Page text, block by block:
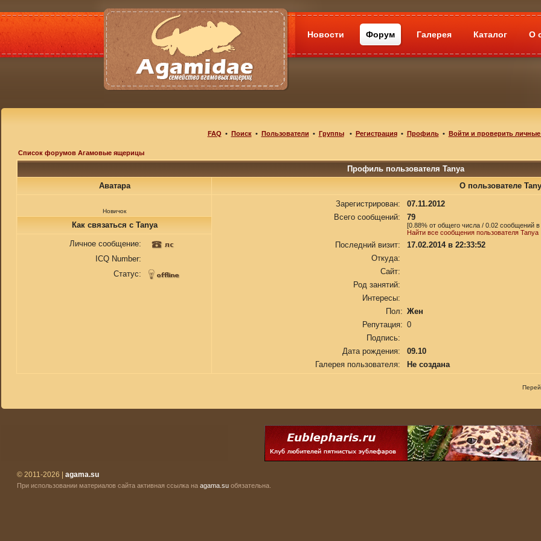
Новости Форум Галерея Каталог О
FAQ • Поиск• Пользователи • Группы• Регистрация• Профиль• Войти и проверить
Список форумов Агамовые ящерицы
Профиль пользователя Tanya
Аватара
О пользователе
Новичок
Зарегистрирован:
07.11.2012
Всего сообщений:
79
[0.88% от общего числа / 0.02 сообщений в
Найти все сообщения пользователя Tanya
Последний визит:
17.02.2014 в 22:33:52
Откуда:
Сайт:
Род занятий:
Интересы:
Пол: Жен
Репутация: 0
Подпись:
Дата рождения:
09.10
Галерея пользователя:
Не создана
Как связаться с Tanya
Личное сообщение:
ICQ Number:
Статус:
© 2011-2026 | agama.su
При использовании материалов сайта активная ссылка на agama.su обязательна.